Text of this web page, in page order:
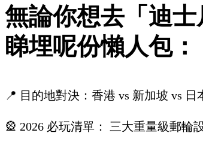
無論你想去「迪
睇埋呢份懶人包：
📍 目的地對決：香港 vs 新加坡 vs
🎡 2026 必玩清單： 三大重量級郵輪